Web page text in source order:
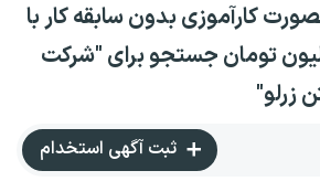
کارآموزی بدون سابقه کار با
بالای ۱۵ میلیون تومان جستجو برای "شرکت
زرلو"
ثبت آگهی استخدام